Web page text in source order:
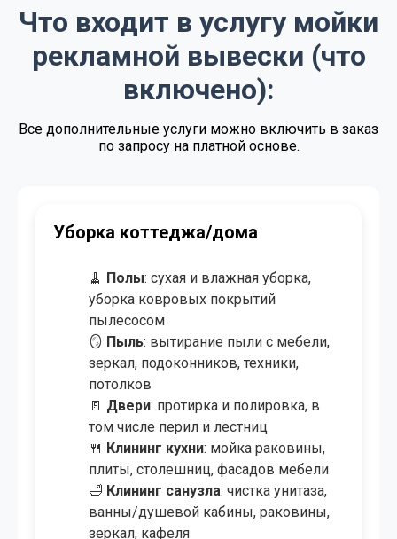
Поддерживающая уборка от 1.00 BYN/м²
Регулярная уборка Договорная
Экспресс - уборка от 4.00 BYN/м²
Уборка после пожара от 4.00 BYN/м²
Мойка окон и витрин
створка
Химчистка мебели от 50.00 BYN
Химчистка ковров и ковролина от 9.00 BYN/м²
Что входит в услугу мойки
рекламной вывески (что
включено):
Все дополнительные услуги можно включить в заказ
по запросу на платной основе.
Уборка коттеджа/дома
🧹 Полы: сухая и влажная уборка,
уборка ковровых покрытий
пылесосом
🪞 Пыль: вытирание пыли с мебели,
зеркал, подоконников, техники,
потолков
🚪 Двери: протирка и полировка, в
том числе перил и лестниц
🍴 Клининг кухни: мойка раковины,
плиты, столешниц, фасадов мебели
🛁 Клининг санузла: чистка унитаза,
ванны/душевой кабины, раковины,
зеркал, кафеля